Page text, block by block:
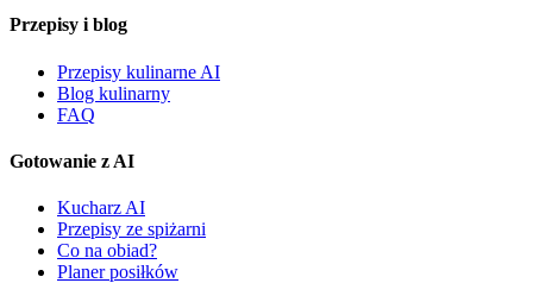
Przepisy i blog
Przepisy kulinarne AI
Blog kulinarny
FAQ
Gotowanie z AI
Kucharz AI
Przepisy ze spiżarni
Co na obiad?
Planer posiłków